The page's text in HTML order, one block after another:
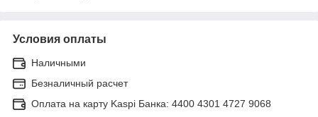
Условия оплаты
Наличными
Безналичный расчет
Оплата на карту Kaspi Банка: 4400 4301 4727 9068